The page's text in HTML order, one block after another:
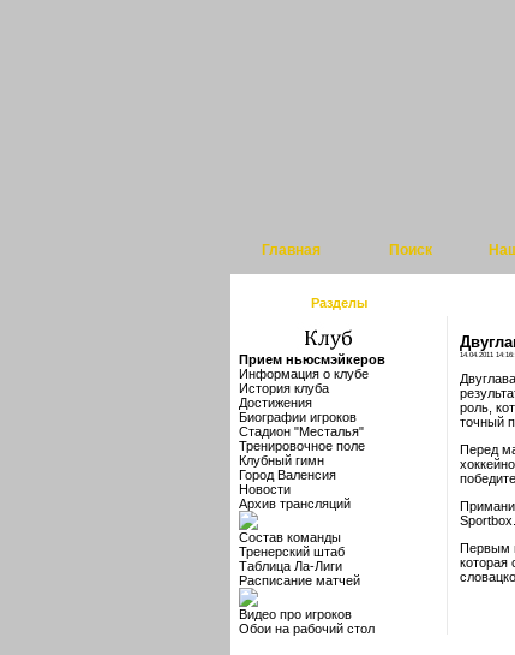
Главная Поиск
Разделы
Прием ньюсмэйкеров
Информация о клубе
История клуба
Достижения
Биографии игроков
Стадион "Месталья"
Тренировочное поле
Клубный гимн
Город Валенсия
Новости
Архив трансляций
Состав команды
Тренерский штаб
Таблица Ла-Лиги
Расписание матчей
Видео про игроков
Обои на рабочий стол
14.04.2011
роль,
точный
Перед
Первым
которая